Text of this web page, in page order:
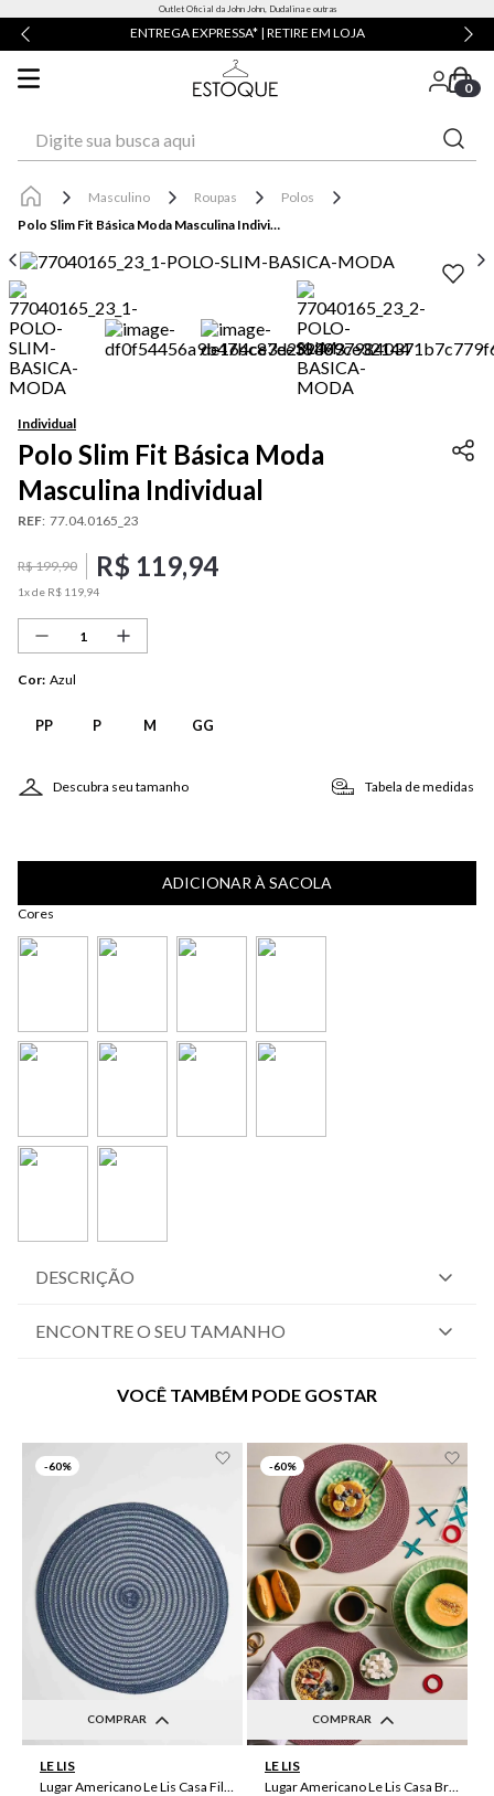
Outlet Oficial da John John, Dudalina e outras
ENTREGA EXPRESSA* | RETIRE EM LOJA
0
Masculino Roupas
Polos
Polo Slim Fit Básica Moda Masculina Individual
Individual
Polo Slim Fit Básica Moda
Masculina Individual
REF: 77.04.0165_23
R$199,90 R$ 119,94
1x de R$ 119 94
Cor: Azul
PP P M GG
Descubra seu tamanho Tabela de medidas
ADICIONAR À SACOLA
Cores
DESCRIÇÃO
ENCONTRE O SEU TAMANHO
VOCÊ TAMBÉM PODE GOSTAR
-60%
COMPRAR
LE LIS
Lugar Americano Le Lis Casa Filipa
-60%
COMPRAR
LE LIS
Lugar Americano Le Lis Casa Brenda